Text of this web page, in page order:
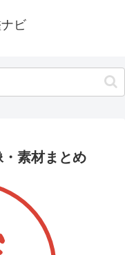
ビ
素材まとめ